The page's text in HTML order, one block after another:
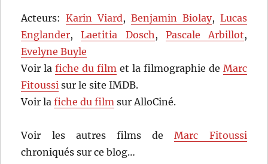
Acteurs:Karin Viard, Benjamin Biolay, Lucas
Englander,Laetitia Dosch , Pascale Arbillot,
Evelyne Buyle
Voir lafiche du film et la filmographie de Marc
Fitoussi sur le site IMDB.
Voir lafiche du film sur AlloCiné.
Voir les autres films deMarc Fitoussi
chroniqués sur ce blog…